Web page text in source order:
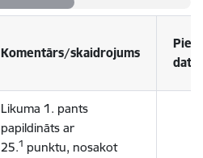
Komentārs/skaidrojums
Likuma 1. pants
papildināts ar
25.1 punktu, nosakot